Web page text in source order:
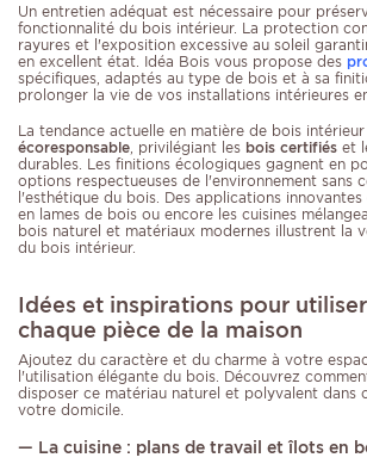
Un entretien adéquat est nécessaire pour
fonctionnalité du bois intérieur. La protection
rayures et l'exposition excessive au soleil
en excellent état. Idéa Bois vous propose des
spécifiques, adaptés au type de bois et à sa
prolonger la vie de vos installations intérieures
La tendance actuelle en matière de bois
écoresponsable , privilégiant les bois certifiés et
durables. Les finitions écologiques gagnent en
options respectueuses de l'environnement sans
l'esthétique du bois. Des applications
en lames de bois ou encore les cuisines
bois naturel et matériaux modernes illustrent la
du bois intérieur.
Idées et inspirations pour
chaque pièce de la maison
Ajoutez du caractère et du charme à votre
l'utilisation élégante du bois. Découvrez
disposer ce matériau naturel et polyvalent dans
votre domicile.
— La cuisine : plans de travail et îlots en